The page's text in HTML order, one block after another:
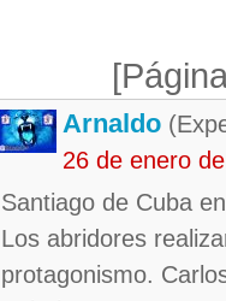
Arnaldo
26 de enero
Santiago de Cuba
Los abridores
protagonismo.